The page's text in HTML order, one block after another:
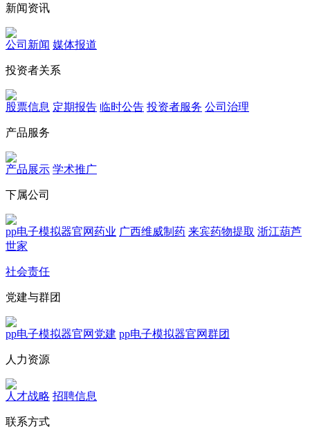
新闻资讯
公司新闻 媒体报道
投资者关系
股票信息 定期报告 临时公告 投资者服务 公司治理
产品服务
产品展示 学术推广
下属公司
pp电子模拟器官网药业 广西维威制药 来宾药物提取 浙江葫芦
世家
社会责任
党建与群团
pp电子模拟器官网党建 pp电子模拟器官网群团
人力资源
人才战略 招聘信息
联系方式